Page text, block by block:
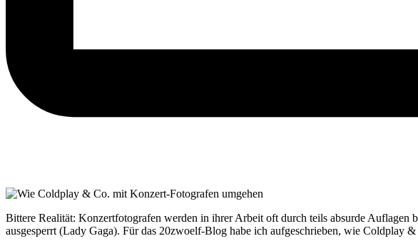
Bittere Realität: Konzertfotografen werden in ihrer Arbeit oft durch teils absurde
ausgesperrt (Lady Gaga). Für das 20zwoelf-Blog habe ich aufgeschrieben, wie